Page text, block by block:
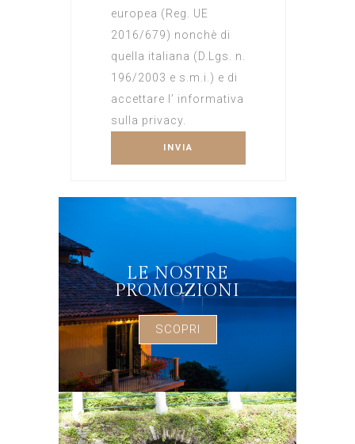
europea (Reg. UE
2016/679) nonchè di
quella italiana (D.Lgs. n.
196/2003 e s.m.i.) e di
accettare l’ informativa
sulla privacy.
LE NOSTRE
PROMOZIONI
SCOPRI